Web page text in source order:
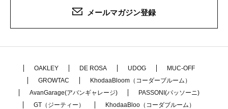
メールマガジン登録
OAKLEY DE ROSA UDOG
MUC-OFF
GROWTAC
KhodaaBloom（コーダーブルーム）
AvanGarage(アバンギャレージ)
PASSONI(パッソーニ)
GT（ジーティー）
KhodaaBloo（コーダブルーム）